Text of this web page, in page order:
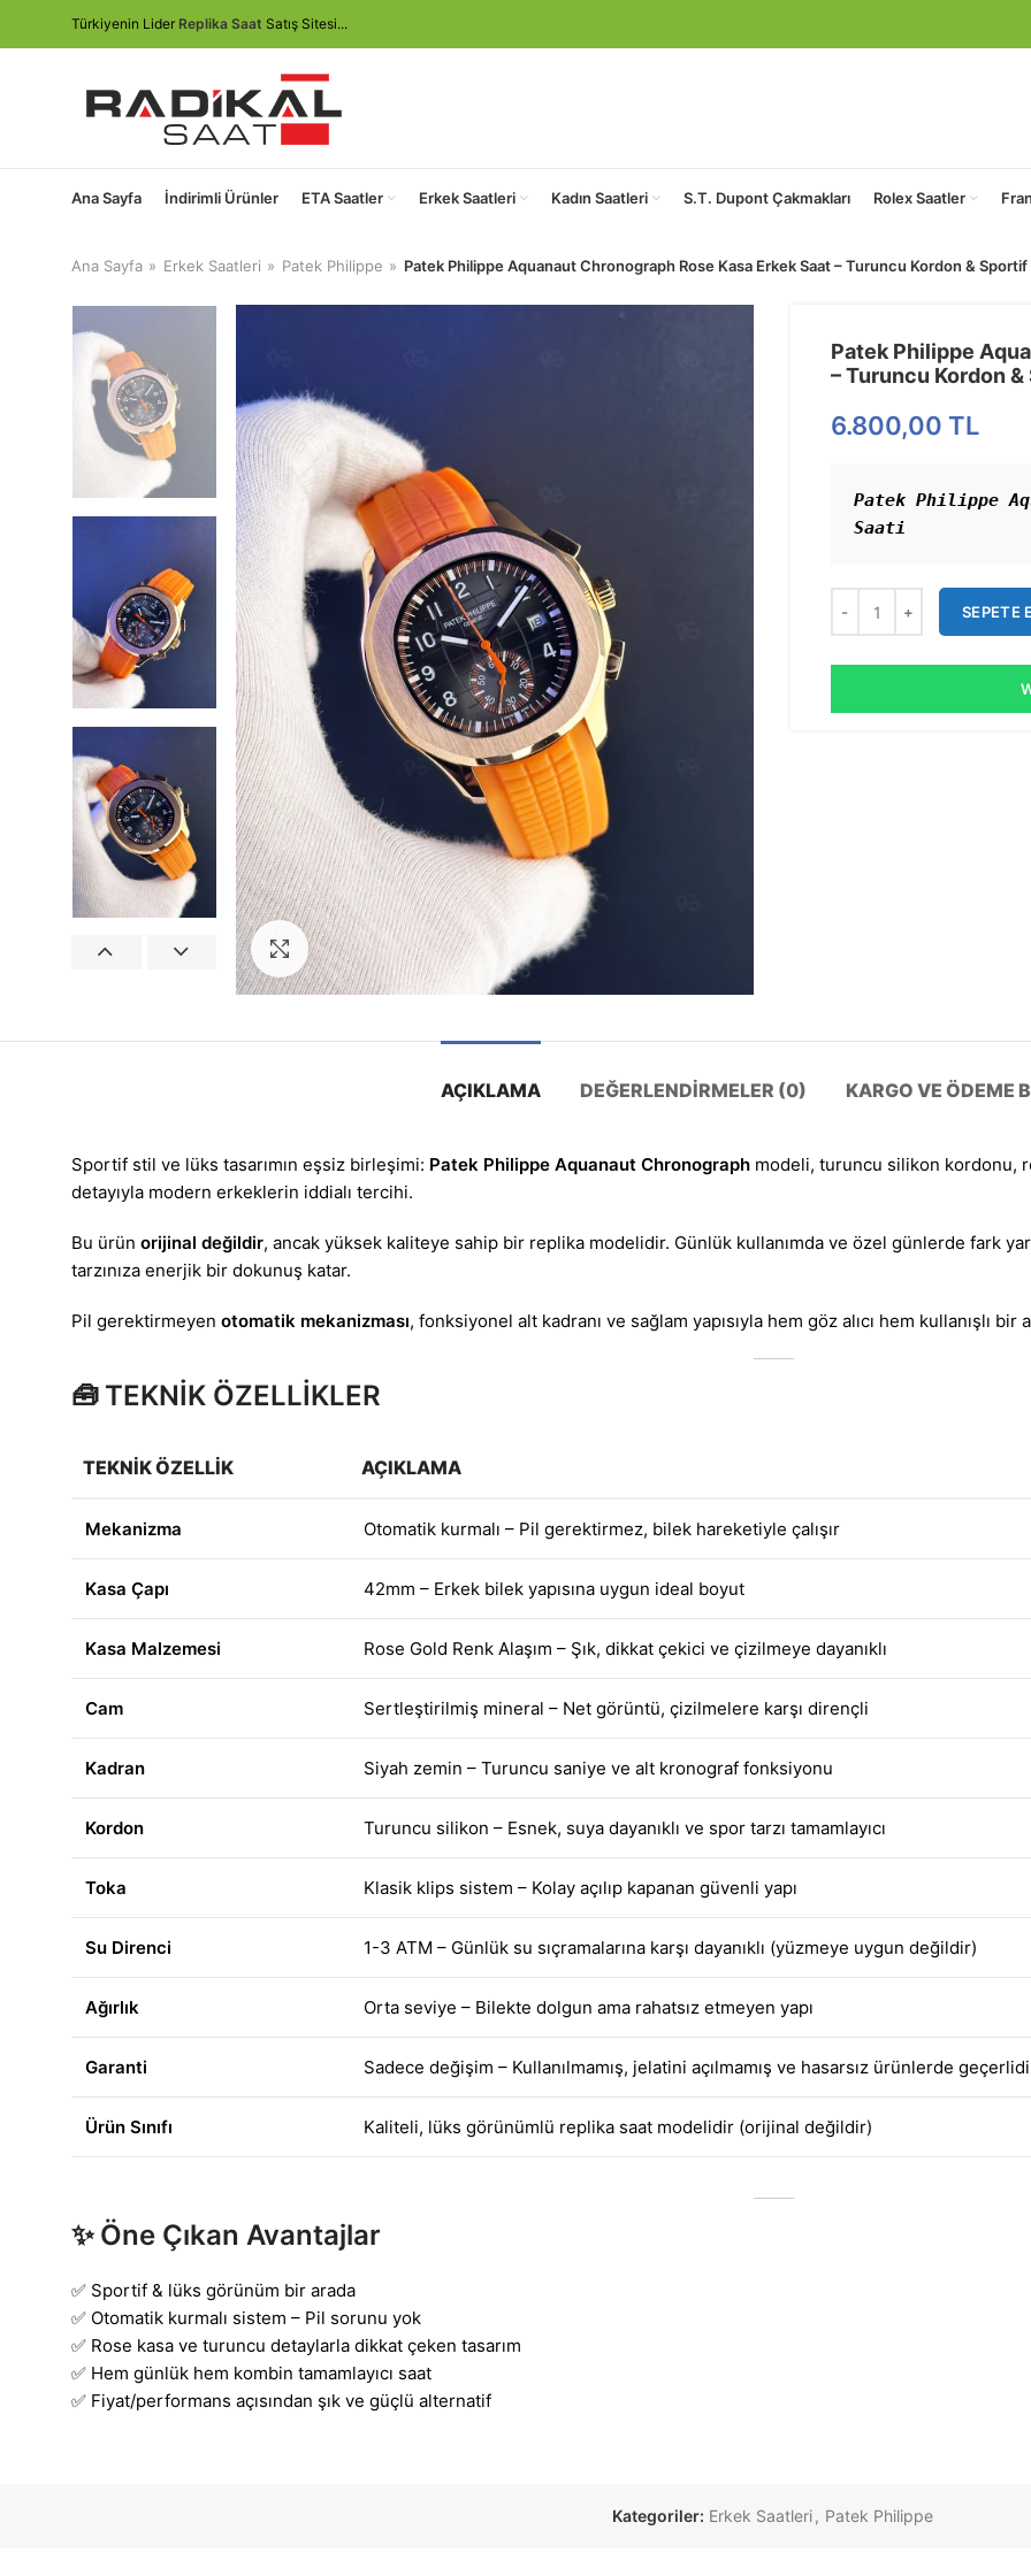
Türkiyenin Lider Replika Saat Satış Sitesi...
Ana Sayfa İndirimli Ürünler ETA Saatler Erkek Saatleri Kadın Saatleri S.T. Dupont Çakmakları Rolex Saatler
Ana Sayfa Erkek Saatleri Patek Philippe Patek Philippe Aquanaut Chronograph Rose Kasa Erkek Saat – Turuncu Kordon & Sportif
Görseli Büyütün
Patek Philippe
– Turuncu Kordon
6.800,00 TL
Patek Philippe
Saati
SEPETE
AÇIKLAMA DEĞERLENDIRMELER (0) KARGO VE ÖDEME
Sportif stil ve lüks tasarımın eşsiz birleşimi: Patek Philippe Aquanaut Chronograph modeli, turuncu silikon kordonu,
detayıyla modern erkeklerin iddialı tercihi.
Bu ürün orijinal değildir, ancak yüksek kaliteye sahip bir replika modelidir. Günlük kullanımda ve özel günlerde fark
tarzınıza enerjik bir dokunuş katar.
Pil gerektirmeyen otomatik mekanizması, fonksiyonel alt kadranı ve sağlam yapısıyla hem göz alıcı hem kullanışlı bir
🧰 TEKNİK ÖZELLİKLER
TEKNIK ÖZELLIK AÇIKLAMA
Mekanizma Otomatik kurmalı – Pil gerektirmez, bilek hareketiyle çalışır
Kasa Çapı 42mm – Erkek bilek yapısına uygun ideal boyut
Kasa Malzemesi Rose Gold Renk Alaşım – Şık, dikkat çekici ve çizilmeye dayanıklı
Cam Sertleştirilmiş mineral – Net görüntü, çizilmelere karşı dirençli
Kadran Siyah zemin – Turuncu saniye ve alt kronograf fonksiyonu
Kordon Turuncu silikon – Esnek, suya dayanıklı ve spor tarzı tamamlayıcı
Toka Klasik klips sistem – Kolay açılıp kapanan güvenli yapı
Su Direnci 1-3 ATM – Günlük su sıçramalarına karşı dayanıklı (yüzmeye uygun değildir)
Ağırlık Orta seviye – Bilekte dolgun ama rahatsız etmeyen yapı
Garanti Sadece değişim – Kullanılmamış, jelatini açılmamış ve hasarsız ürünlerde
Ürün Sınıfı Kaliteli, lüks görünümlü replika saat modelidir (orijinal değildir)
✨ Öne Çıkan Avantajlar
✅ Sportif & lüks görünüm bir arada
✅ Otomatik kurmalı sistem – Pil sorunu yok
✅ Rose kasa ve turuncu detaylarla dikkat çeken tasarım
✅ Hem günlük hem kombin tamamlayıcı saat
✅ Fiyat/performans açısından şık ve güçlü alternatif
Kategoriler: Erkek Saatleri, Patek Philippe